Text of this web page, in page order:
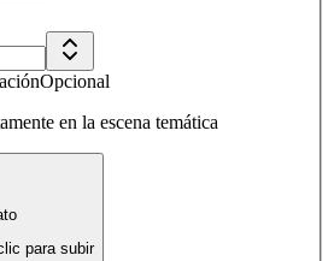
Opcional
en la escena temática
para subir